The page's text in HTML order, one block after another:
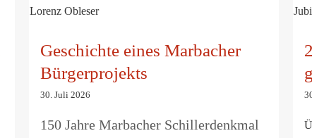
Geschichte eines Marbacher
Geschichte eines Marbacher
Bürgerprojekts
30. Juli 2026
150 Jahre Marbacher Schillerdenkmal